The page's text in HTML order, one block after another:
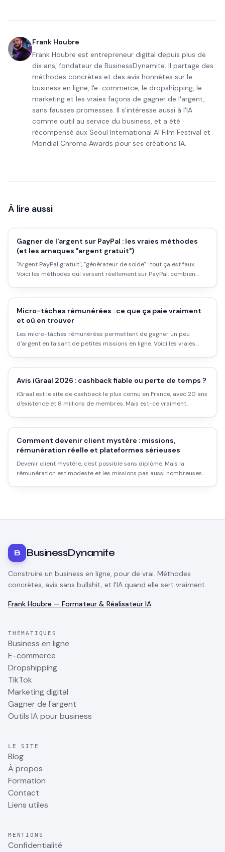
Frank Houbre
Frank Houbre est entrepreneur digital depuis plus de
dix ans, fondateur de BusinessDynamite. Il partage des
méthodes concrètes et des avis honnêtes sur le
business en ligne, l'e-commerce, le dropshipping, le
marketing et les vraies façons de gagner de l'argent,
sans fausses promesses. Il s'intéresse aussi à l'IA
comme outil au service du business, et a été
récompensé aux Seoul International AI Film Festival et
Mondial Chroma Awards pour ses créations IA.
À lire aussi
Gagner de l'argent sur PayPal : les vraies méthodes
(et les arnaques "argent gratuit")
"Argent PayPal gratuit", "générateur de solde" : tout ça est faux.
Voici les méthodes qui versent réellement sur PayPal, combien
Micro-tâches rémunérées : ce que ça paie vraiment
et où en trouver
Les micro-tâches rémunérées permettent de gagner un peu
d'argent en faisant de petites missions en ligne. Voici les vraies
Avis iGraal 2026 : cashback fiable ou perte de temps ?
iGraal est le site de cashback le plus connu en France, avec 20 ans
d'existence et 8 millions de membres. Mais est-ce vraiment
Comment devenir client mystère : missions,
rémunération réelle et plateformes sérieuses
Devenir client mystère, c'est possible sans diplôme. Mais la
rémunération est modeste et les missions pas aussi nombreuses
B BusinessDynamite
Construire un business en ligne, pour de vrai. Méthodes
concrètes, avis sans bullshit, et l'IA quand elle sert vraiment.
Frank Houbre — Formateur & Réalisateur IA
THÉMATIQUES
Business en ligne
E-commerce
Dropshipping
TikTok
Marketing digital
Gagner de l'argent
Outils IA pour business
LE SITE
Blog
À propos
Formation
Contact
Liens utiles
MENTIONS
Confidentialité